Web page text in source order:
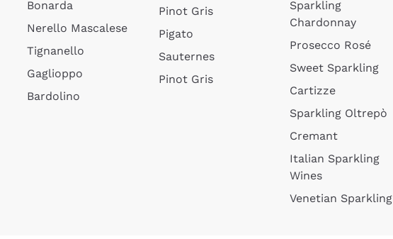
Bonarda
Nerello Mascalese
Tignanello
Gaglioppo
Bardolino
Pinot Gris
Pigato
Sauternes
Pinot Gris
Sparkling
Chardonnay
Prosecco Rosé
Sweet Sparkling
Cartizze
Sparkling Oltrepò
Cremant
Italian Sparkling
Wines
Venetian Sparkling